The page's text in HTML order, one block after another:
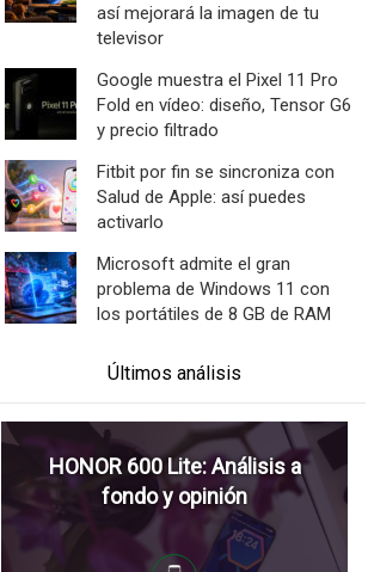
así mejorará la imagen de tu
televisor
Google muestra el Pixel 11 Pro
Fold en vídeo: diseño, Tensor G6
y precio filtrado
Fitbit por fin se sincroniza con
Salud de Apple: así puedes
activarlo
Microsoft admite el gran
problema de Windows 11 con
los portátiles de 8 GB de RAM
Últimos análisis
HONOR 600 Lite: Análisis a
fondo y opinión